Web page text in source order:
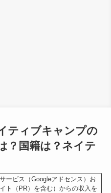
ティブキャンプの
？国籍は？ネイテ
ービス（Googleアドセンス）お
ト（PR）を含む）からの収入を